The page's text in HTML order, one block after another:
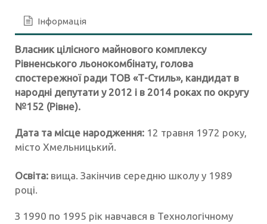
Інформація
Власник цілісного майнового комплексу
Рівненського льонокомбінату, голова
спостережної ради ТОВ «Т-Стиль», кандидат в
народні депутати у 2012 і в 2014 роках по округу
№152 (Рівне).
Дата та місце народження: 12 травня 1972 року,
місто Хмельницький.
Освіта: вища. Закінчив середню школу у 1989
році.
З 1990 по 1995 рік навчався в Технологічному